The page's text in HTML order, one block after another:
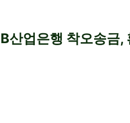
산업은행 착오송금,